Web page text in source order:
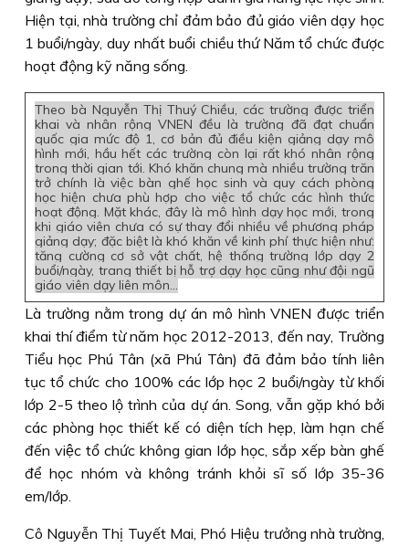
Hiện tại, nhà trường chỉ đảm bảo đủ giáo viên dạy học
1 buổi/ngày, duy nhất buổi chiều thứ Năm tổ chức được
hoạt động kỹ năng sống.
Theo bà Nguyễn Thị Thuý Chiều, các trường được triển
khai và nhân rộng VNEN đều là trường đã đạt chuẩn
quốc gia mức độ 1, cơ bản đủ điều kiện giảng dạy mô
hình mới, hầu hết các trường còn lại rất khó nhân rộng
trong thời gian tới. Khó khăn chung mà nhiều trường trăn
trở chính là việc bàn ghế học sinh và quy cách phòng
học hiện chưa phù hợp cho việc tổ chức các hình thức
hoạt động. Mặt khác, đây là mô hình dạy học mới, trong
khi giáo viên chưa có sự thay đổi nhiều về phương pháp
giảng dạy; đặc biệt là khó khăn về kinh phí thực hiện như:
tăng cường cơ sở vật chất, hệ thống trường lớp dạy 2
buổi/ngày, trang thiết bị hỗ trợ dạy học cũng như đội ngũ
giáo viên dạy liên môn...
Là trường nằm trong dự án mô hình VNEN được triển
khai thí điểm từ năm học 2012-2013, đến nay, Trường
Tiểu học Phú Tân (xã Phú Tân) đã đảm bảo tính liên
tục tổ chức cho 100% các lớp học 2 buổi/ngày từ khối
lớp 2-5 theo lộ trình của dự án. Song, vẫn gặp khó bởi
các phòng học thiết kế có diện tích hẹp, làm hạn chế
đến việc tổ chức không gian lớp học, sắp xếp bàn ghế
để học nhóm và không tránh khỏi sĩ số lớp 35-36
em/lớp.
Cô Nguyễn Thị Tuyết Mai, Phó Hiệu trưởng nhà trường,